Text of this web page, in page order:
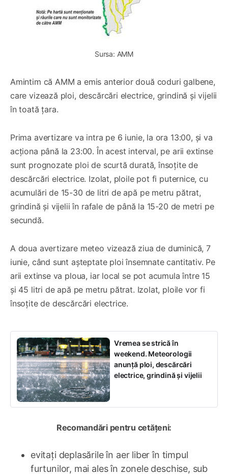
Sursa: AMM
Amintim că AMM a emis anterior două coduri galbene,
care vizează ploi, descărcări electrice, grindină și vijelii
în toată țara.
Prima avertizare va intra pe 6 iunie, la ora 13:00, și va
acționa până la 23:00. În acest interval, pe arii extinse
sunt prognozate ploi de scurtă durată, însoțite de
descărcări electrice. Izolat, ploile pot fi puternice, cu
acumulări de 15-30 de litri de apă pe metru pătrat,
grindină și vijelii în rafale de până la 15-20 de metri pe
secundă.
A doua avertizare meteo vizează ziua de duminică, 7
iunie, când sunt așteptate ploi însemnate cantitativ. Pe
arii extinse va ploua, iar local se pot acumula între 15
și 45 litri de apă pe metru pătrat. Izolat, ploile vor fi
însoțite de descărcări electrice.
Vremea se strică în
weekend. Meteorologii
anunță ploi, descărcări
electrice, grindină și vijelii
Recomandări pentru cetățeni:
evitați deplasările în aer liber în timpul
furtunilor, mai ales în zonele deschise, sub